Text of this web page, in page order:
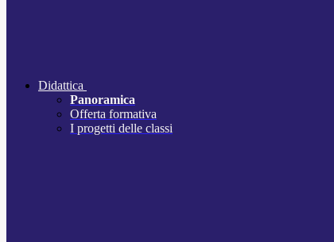
Didattica
Panoramica
Offerta formativa
I progetti delle classi